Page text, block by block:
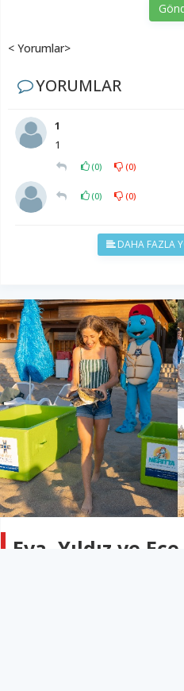
< Yorumlar>
YORUMLAR
1
1
(0) (0)
(0) (0)
DAHA FAZLA
Eva, Yıldız ve